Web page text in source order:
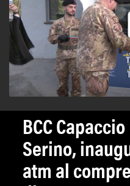
BCC
Serino,
atm al